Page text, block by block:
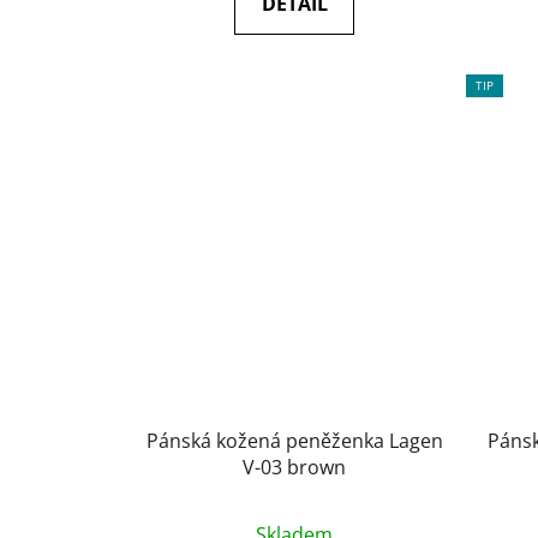
5
Pánská kožená peněženka Lagen
V-03 brown
TIP